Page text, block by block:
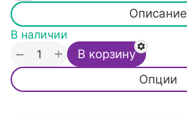
Описание
Опции
В наличии
+
− В корзину